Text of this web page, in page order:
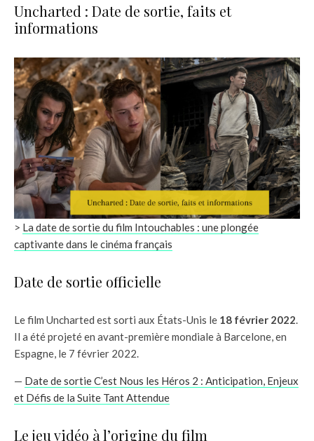
Uncharted : Date de sortie, faits et
informations
> La date de sortie du film Intouchables : une plongée
captivante dans le cinéma français
Date de sortie officielle
Le film Uncharted est sorti aux États-Unis le 18 février 2022
Il a été projeté en avant-première mondiale à Barcelone, en
Espagne, le 7 février 2022.
— Date de sortie C’est Nous les Héros 2 : Anticipation, Enjeux
et Défis de la Suite Tant Attendue
Le jeu vidéo à l’origine du film